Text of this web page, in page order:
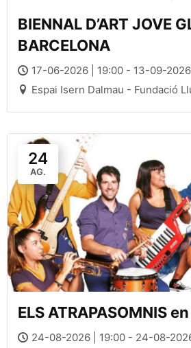
BIENNAL D’ART JOVE
BARCELONA
17-06-2026 | 19:00 - 13-09-2026
Espai Isern Dalmau - Fundació
24
AG.
ELS ATRAPASOMNIS
24-08-2026 | 19:00 - 24-08-